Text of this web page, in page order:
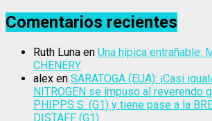
Comentarios recientes
Ruth Luna en Una hípica entrañable:
CHENERY
alex en SARATOGA (EUA): ¡Casi
NITROGEN se impuso al reverendo
PHIPPS S. (G1) y tiene pase a la
DISTAFF (G1)